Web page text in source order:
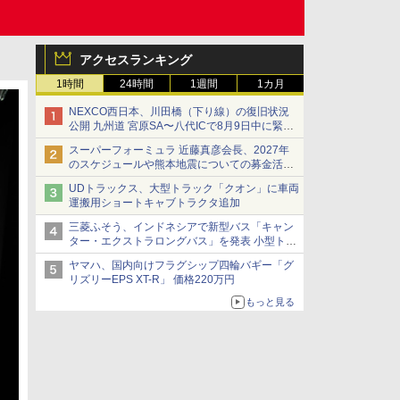
アクセスランキング
1時間 24時間 1週間 1カ月
NEXCO西日本、川田橋（下り線）の復旧状況
公開 九州道 宮原SA〜八代ICで8月9日中に緊急
車両を通行可能に
スーパーフォーミュラ 近藤真彦会長、2027年
のスケジュールや熊本地震についての募金活動
を紹介
UDトラックス、大型トラック「クオン」に車両
運搬用ショートキャブトラクタ追加
三菱ふそう、インドネシアで新型バス「キャン
ター・エクストラロングバス」を発表 小型トラ
ックベースの観光・旅客輸送向けバス
ヤマハ、国内向けフラグシップ四輪バギー「グ
リズリーEPS XT-R」 価格220万円
もっと見る